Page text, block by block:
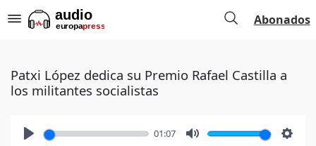
Abonados
Patxi López dedica su Premio Rafael Castilla a
los militantes socialistas
01:07